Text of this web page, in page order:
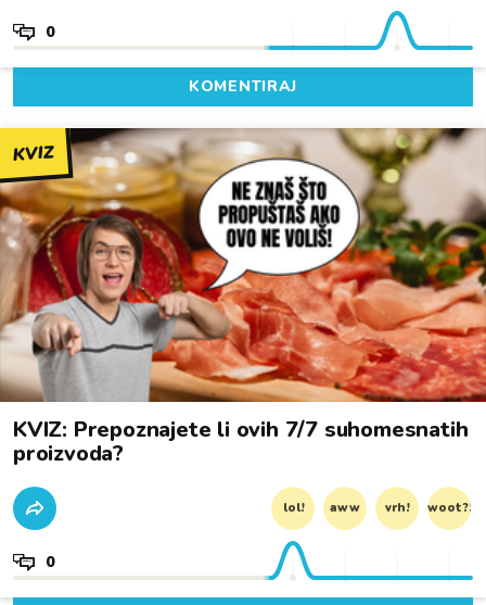
0
KOMENTIRAJ
KVIZ
KVIZ: Prepoznajete li ovih 7/7 suhomesnatih
proizvoda?
lol! aww vrh! woot?!
0